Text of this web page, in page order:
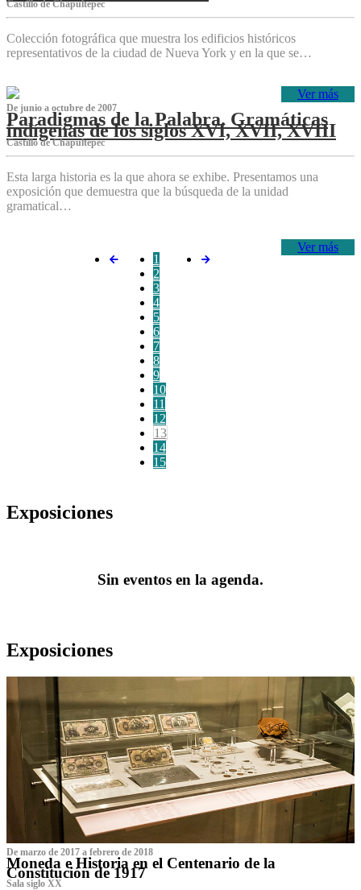
Castillo de Chapultepec
Colección fotográfica que muestra los edificios históricos
representativos de la ciudad de Nueva York y en la que se…
Ver más
De junio a octubre de 2007
Paradigmas de la Palabra. Gramáticas
indígenas de los siglos XVI, XVII, XVIII
Castillo de Chapultepec
Esta larga historia es la que ahora se exhibe. Presentamos una
exposición que demuestra que la búsqueda de la unidad
gramatical…
Ver más
1
2
3
4
5
6
7
8
9
10
11
12
13
14
15
Exposiciones
Sin eventos en la agenda.
Exposiciones
De marzo de 2017 a febrero de 2018
Moneda e Historia en el Centenario de la
Constitución de 1917
Sala siglo XX